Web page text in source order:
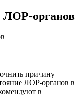
ЛОР-органов
причину
ЛОР-органов в
в